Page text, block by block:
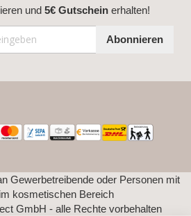
und 5€ Gutschein erhalten!
Abonnieren
Gewerbetreibende oder Personen mit
kosmetischen Bereich
GmbH - alle Rechte vorbehalten